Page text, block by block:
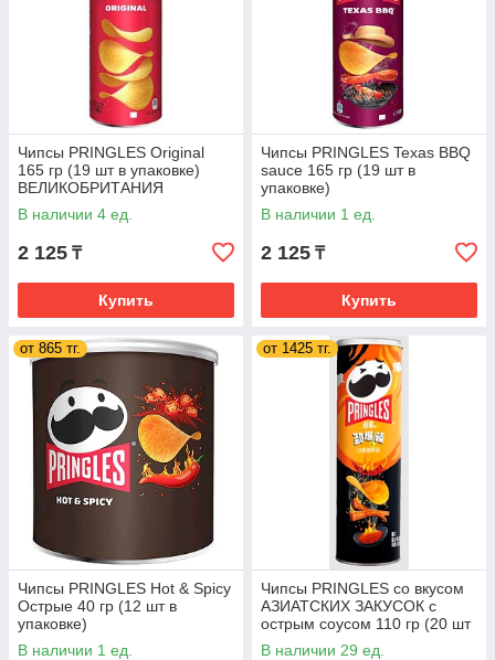
Чипсы PRINGLES Original
165 гр (19 шт в упаковке)
ВЕЛИКОБРИТАНИЯ
В наличии 4 ед.
2 125 ₸
Купить
Чипсы PRINGLES Texas BBQ
sauce 165 гр (19 шт в
упаковке)
ВЕЛИКОБРИТАНИЯ
В наличии 1 ед.
2 125 ₸
Купить
от 865 тг.
Чипсы PRINGLES Hot & Spicy
Острые 40 гр (12 шт в
упаковке)
В наличии 1 ед.
от 1425 тг.
Чипсы PRINGLES со вкусом
АЗИАТСКИХ ЗАКУСОК с
острым соусом 110 гр (20 шт
в упаковке) КИТАЙ
В наличии 29 ед.